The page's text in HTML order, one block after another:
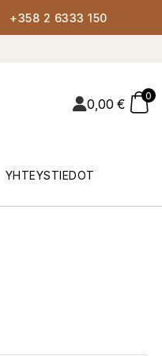
+358 2 6333 150
0,00 €
0
YHTEYSTIEDOT